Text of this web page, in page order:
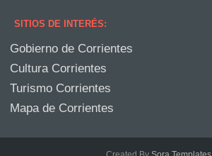
SITIOS DE INTERÉS:
Gobierno de Corrientes
Cultura Corrientes
Turismo Corrientes
Mapa de Corrientes